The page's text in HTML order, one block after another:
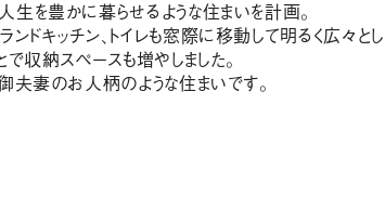
を豊かに暮らせるような住まいを計画。
ドキッチン、トイレも窓際に移動して明るく広々と
収納スペースも増やしました。
夫妻のお人柄のような住まいです。